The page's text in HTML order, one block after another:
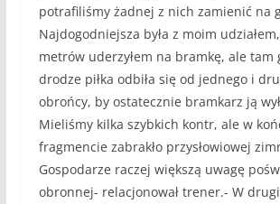
potrafiliśmy żadnej z nich zamienić na
Najdogodniejsza była z moim
metrów uderzyłem na bramkę, ale tam
drodze piłka odbiła się od jednego i
obrońcy, by ostatecznie bramkarz ją
Mieliśmy kilka szybkich kontr, ale w
fragmencie zabrakło przysłowiowej
Gospodarze raczej większą uwagę
obronnej- relacjonował trener.- W